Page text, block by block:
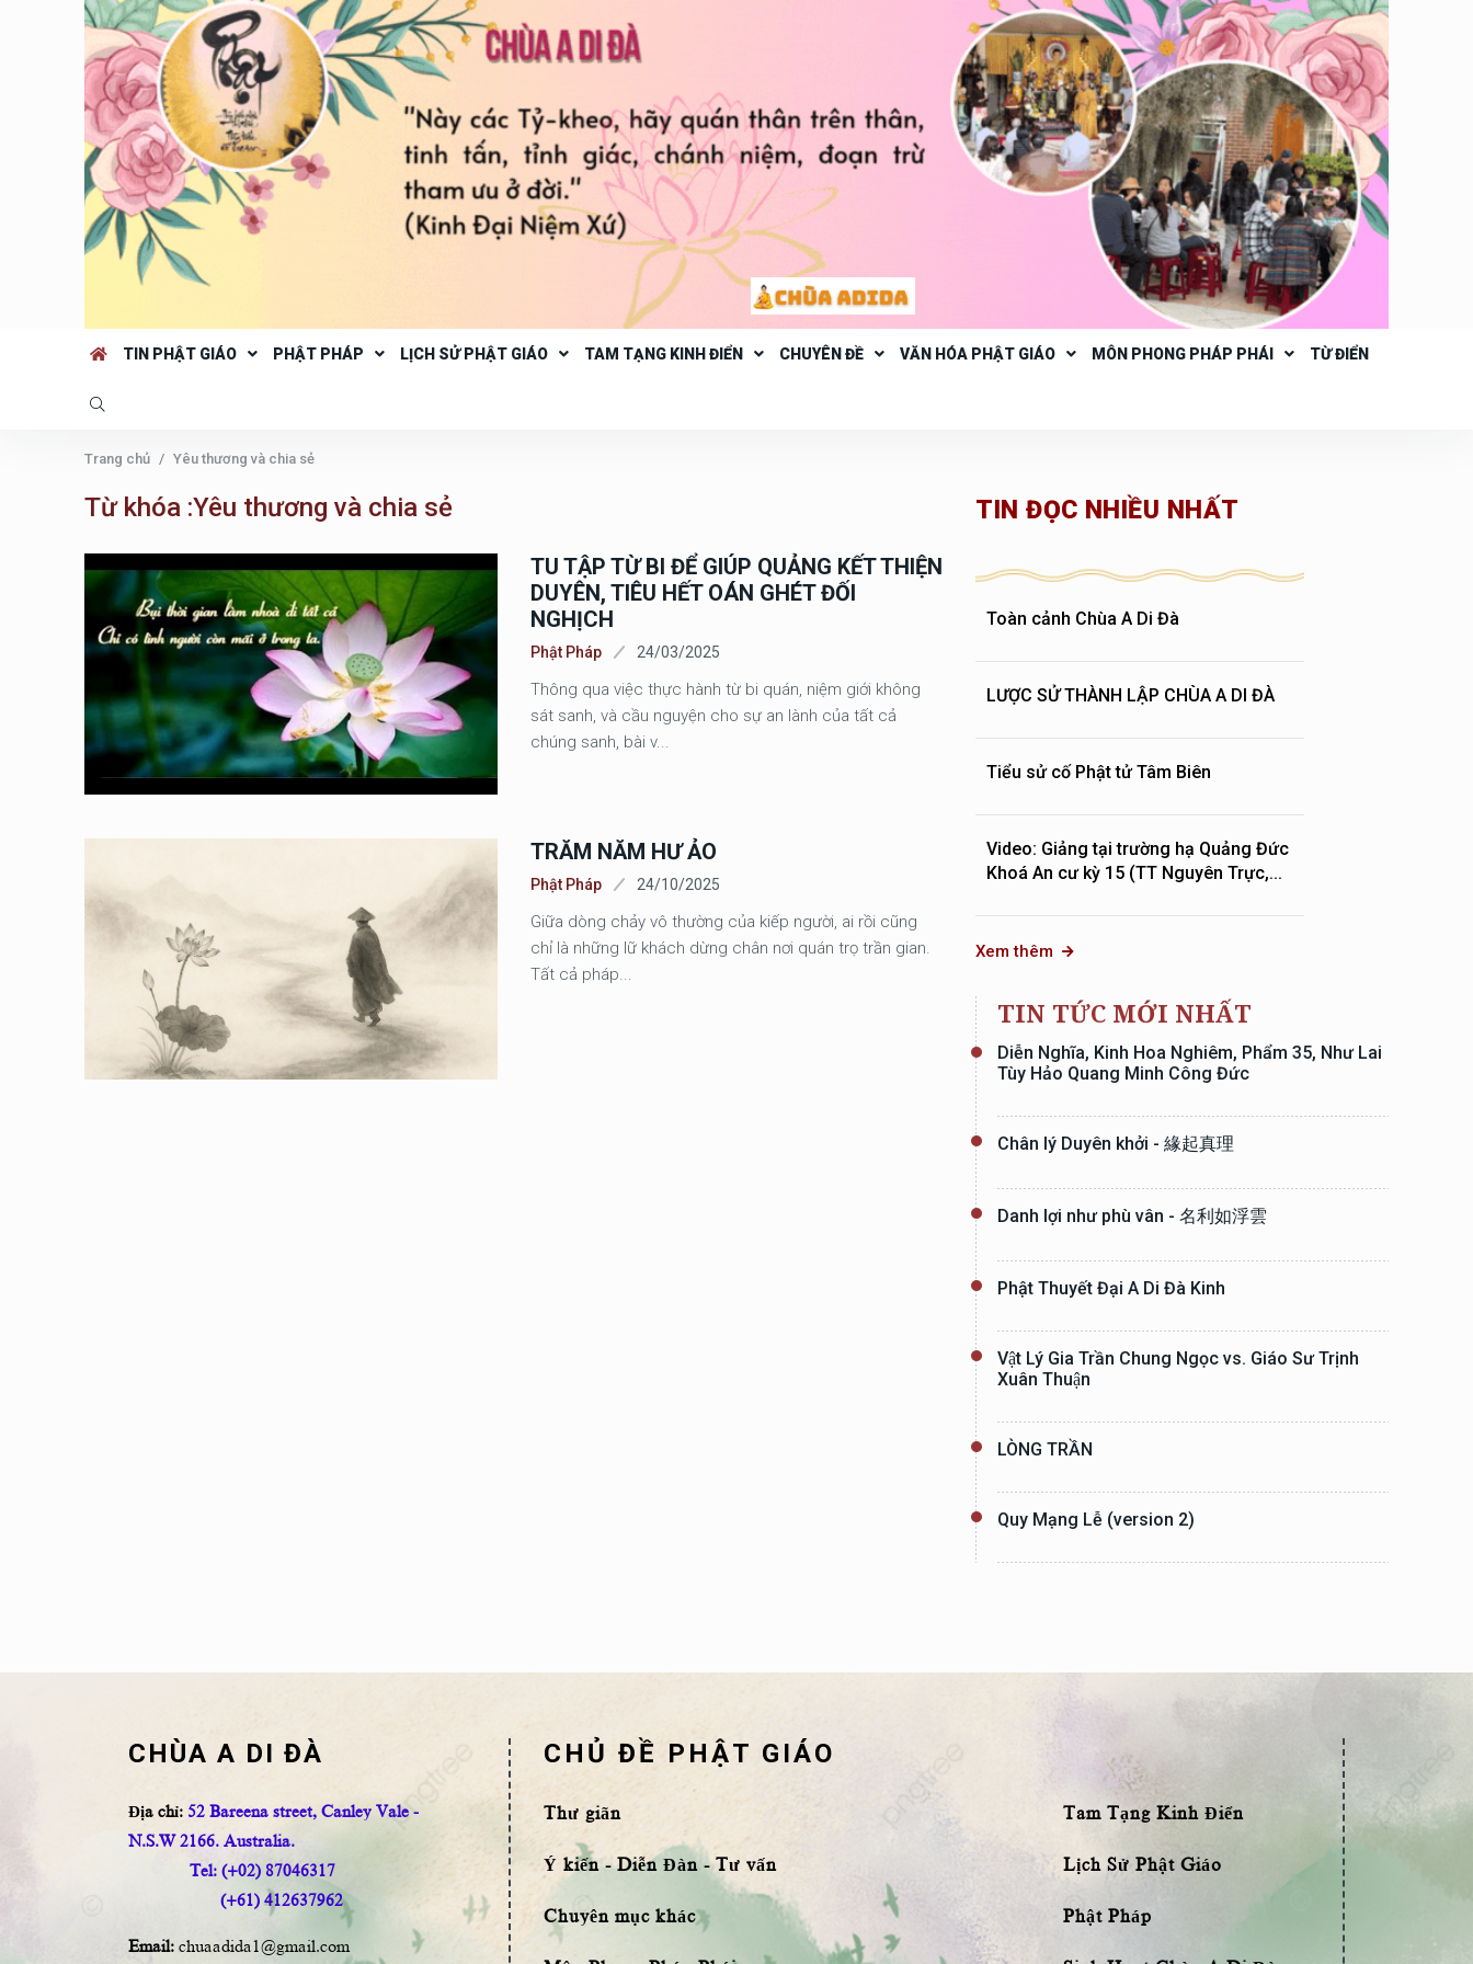
TIN PHẬT GIÁO PHẬT PHÁP LỊCH SỬ PHẬT GIÁO TAM TẠNG KINH ĐIỂN CHUYÊN ĐỀ VĂN HÓA PHẬT GIÁO MÔN PHONG PHÁP PHÁI TỪ ĐIỂN
Trang chủ Yêu thương và chia sẻ
Từ khóa :Yêu thương và chia sẻ
TU TẬP TỪ BI ĐỂ GIÚP QUẢNG KẾT THIỆN
DUYÊN, TIÊU HẾT OÁN GHÉT ĐỐI
NGHỊCH
Phật Pháp 24/03/2025
Thông qua việc thực hành từ bi quán, niệm giới không
sát sanh, và cầu nguyện cho sự an lành của tất cả
chúng sanh, bài v...
TRĂM NĂM HƯ ẢO
Phật Pháp 24/10/2025
Giữa dòng chảy vô thường của kiếp người, ai rồi cũng
chỉ là những lữ khách dừng chân nơi quán trọ trần gian.
Tất cả pháp...
TIN ĐỌC NHIỀU NHẤT
Toàn cảnh Chùa A Di Đà
LƯỢC SỬ THÀNH LẬP CHÙA A DI ĐÀ
Tiểu sử cố Phật tử Tâm Biên
Video: Giảng tại trường hạ Quảng Đức
Khoá An cư kỳ 15 (TT Nguyên Trực,...
Xem thêm
TIN TỨC MỚI NHẤT
Diễn Nghĩa, Kinh Hoa Nghiêm, Phẩm 35, Như Lai
Tùy Hảo Quang Minh Công Đức
Chân lý Duyên khởi - 緣起真理
Danh lợi như phù vân - 名利如浮雲
Phật Thuyết Đại A Di Đà Kinh
Vật Lý Gia Trần Chung Ngọc vs. Giáo Sư Trịnh
Xuân Thuận
LÒNG TRẦN
Quy Mạng Lễ (version 2)
CHÙA A DI ĐÀ
Địa chỉ: 52 Bareena street, Canley Vale -
N.S.W 2166. Australia.
Tel: (+02) 87046317
(+61) 412637962
Email: chuaadida1@gmail.com
CHỦ ĐỀ PHẬT GIÁO
Thư giãn
Ý kiến - Diễn Đàn - Tư vấn
Chuyên mục khác
Tam Tạng Kinh Điển
Lịch Sử Phật Giáo
Phật Pháp